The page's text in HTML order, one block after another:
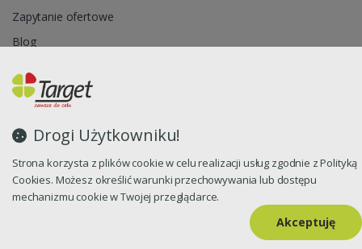
Drogi Użytkowniku!
Strona korzysta z plików cookie w celu realizacji usług zgodnie z Polityką
Cookies. Możesz określić warunki przechowywania lub dostępu
mechanizmu cookie w Twojej przeglądarce.
Akceptuję
Zapytanie ofertowe
Blog
Oprogramowanie sklepu internetowego dostarcza